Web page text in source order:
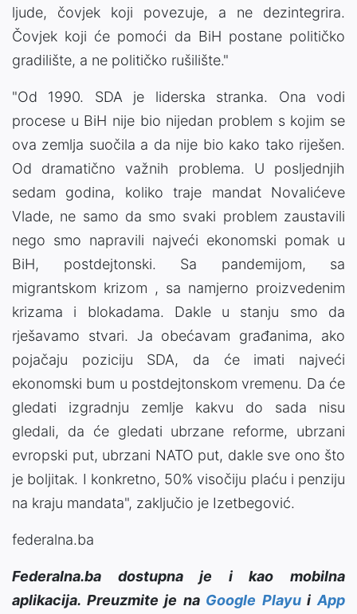
ljude, čovjek koji povezuje, a ne dezintegrira.
Čovjek koji će pomoći da BiH postane političko
gradilište, a ne političko rušilište."
"Od 1990. SDA je liderska stranka. Ona vodi
procese u BiH nije bio nijedan problem s kojim se
ova zemlja suočila a da nije bio kako tako riješen.
Od dramatično važnih problema. U posljednjih
sedam godina, koliko traje mandat Novalićeve
Vlade, ne samo da smo svaki problem zaustavili
nego smo napravili najveći ekonomski pomak u
BiH, postdejtonski. Sa pandemijom, sa
migrantskom krizom , sa namjerno proizvedenim
krizama i blokadama. Dakle u stanju smo da
rješavamo stvari. Ja obećavam građanima, ako
pojačaju poziciju SDA, da će imati najveći
ekonomski bum u postdejtonskom vremenu. Da će
gledati izgradnju zemlje kakvu do sada nisu
gledali, da će gledati ubrzane reforme, ubrzani
evropski put, ubrzani NATO put, dakle sve ono što
je boljitak. I konkretno, 50% visočiju plaću i penziju
na kraju mandata", zaključio je Izetbegović.
federalna.ba
Federalna.ba dostupna je i kao mobilna
aplikacija. Preuzmite je na Google PlayuiApp